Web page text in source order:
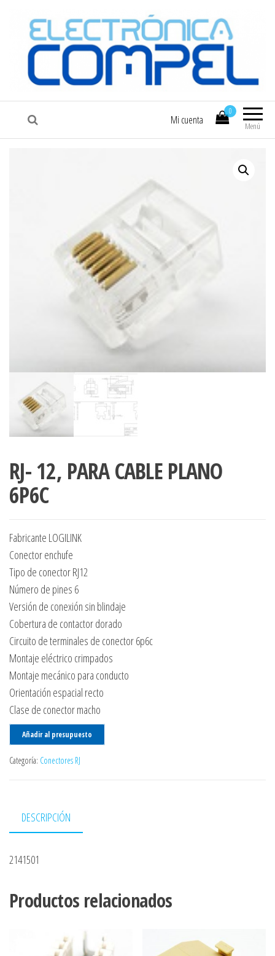
COMPEL Electrónica COMPEL
Menú
0
Mi cuenta
RJ- 12, PARA CABLE PLANO
6P6C
Fabricante LOGILINK
Conector enchufe
Tipo de conector RJ12
Número de pines 6
Versión de conexión sin blindaje
Cobertura de contactor dorado
Circuito de terminales de conector 6p6c
Montaje eléctrico crimpados
Montaje mecánico para conducto
Orientación espacial recto
Clase de conector macho
Añadir al presupuesto
Categoría: Conectores RJ
DESCRIPCIÓN
2141501
Productos relacionados